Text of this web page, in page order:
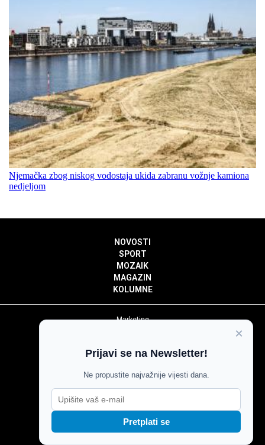
Njemačka zbog niskog vodostaja ukida zabranu vožnje kamiona
nedjeljom
NOVOSTI
SPORT
MOZAIK
MAGAZIN
KOLUMNE
Marketing
Impressum
Pravila komentiranja
Agroglas
×
Prijavi se na Newsletter!
Ne propustite najvažnije vijesti dana.
Pretplati se